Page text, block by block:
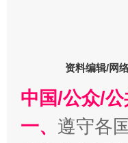
资料编辑/网
中国/公众/
一、 遵守各